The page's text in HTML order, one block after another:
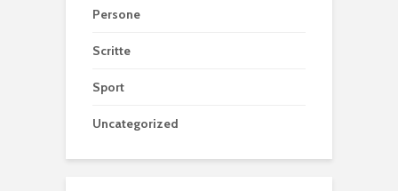
Persone
Scritte
Sport
Uncategorized